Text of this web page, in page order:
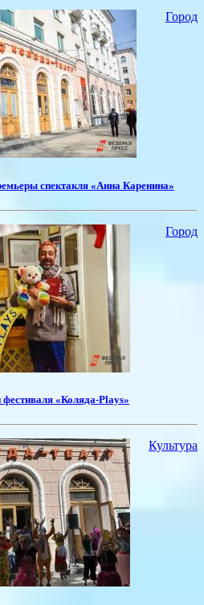
Город
спектакля «Анна Каренина»
Город
фестиваля «Коляда-Plays»
Культура